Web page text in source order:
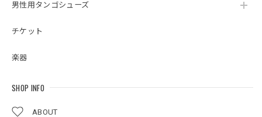
男性用タンゴシューズ
チケット
楽器
SHOP INFO
ABOUT